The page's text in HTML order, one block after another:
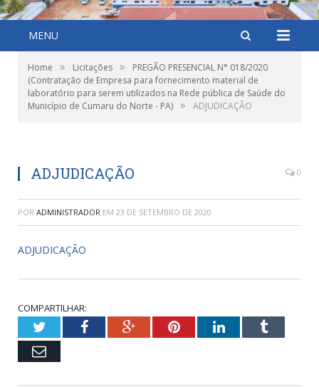
MENU
Home » Licitações »
PREGÃO PRESENCIAL N° 018/2020
(Contratação de Empresa para fornecimento material de
laboratório para serem utilizados na Rede pública de Saúde do
Município de Cumaru do Norte - PA) » ADJUDICAÇÃO
ADJUDICAÇÃO 0
POR ADMINISTRADOR EM 23 DE SETEMBRO DE 2020
ADJUDICAÇÃO
COMPARTILHAR:
TwitterFacebookGoogle+PinterestLinkedInTumblr
Email